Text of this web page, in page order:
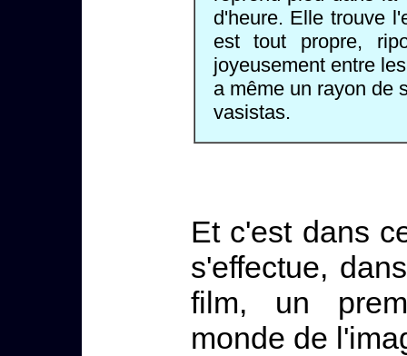
d'heure. Elle trouve
est tout propre,
joyeusement entre
a même un rayon de
vasistas.
Et c'est dans
s'effectue,
film, un
monde de